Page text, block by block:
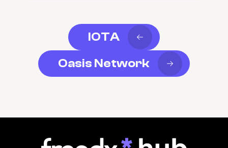
IOTA
Oasis Network